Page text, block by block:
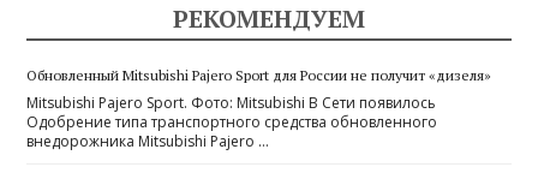
РЕКОМЕНДУЕМ
Обновленный Mitsubishi Pajero Sport для России не получит «дизеля»
Mitsubishi Pajero Sport. Фото: Mitsubishi В Сети появилось
Одобрение типа транспортного средства обновленного
внедорожника Mitsubishi Pajero …